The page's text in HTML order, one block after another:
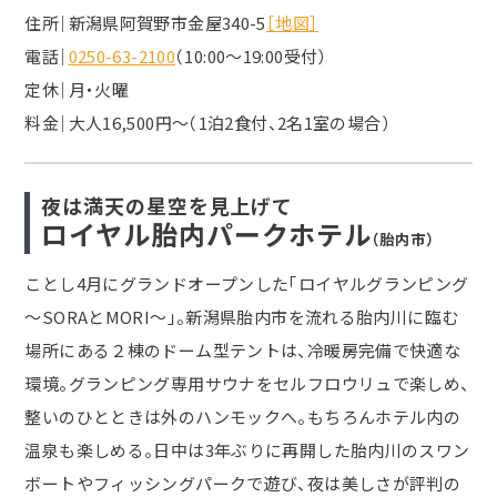
住所｜新潟県阿賀野市金屋340-5 ［地図］
電話｜ 0250-63-2100（10:00～19:00受付）
定休｜月・火曜
料金｜大人16,500円～（1泊2食付、2名1室の場合）
夜は満天の星空を見上げて
ロイヤル胎内パークホテル（胎内市）
ことし4月にグランドオープンした「ロイヤルグランピング
～SORAとMORI～」。新潟県胎内市を流れる胎内川に臨む
場所にある２棟のドーム型テントは、冷暖房完備で快適な
環境。グランピング専用サウナをセルフロウリュで楽しめ、
整いのひとときは外のハンモックへ。もちろんホテル内の
温泉も楽しめる。日中は3年ぶりに再開した胎内川のスワン
ボートやフィッシングパークで遊び、夜は美しさが評判の